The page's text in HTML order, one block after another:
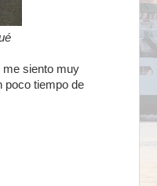
me siento muy
poco tiempo de